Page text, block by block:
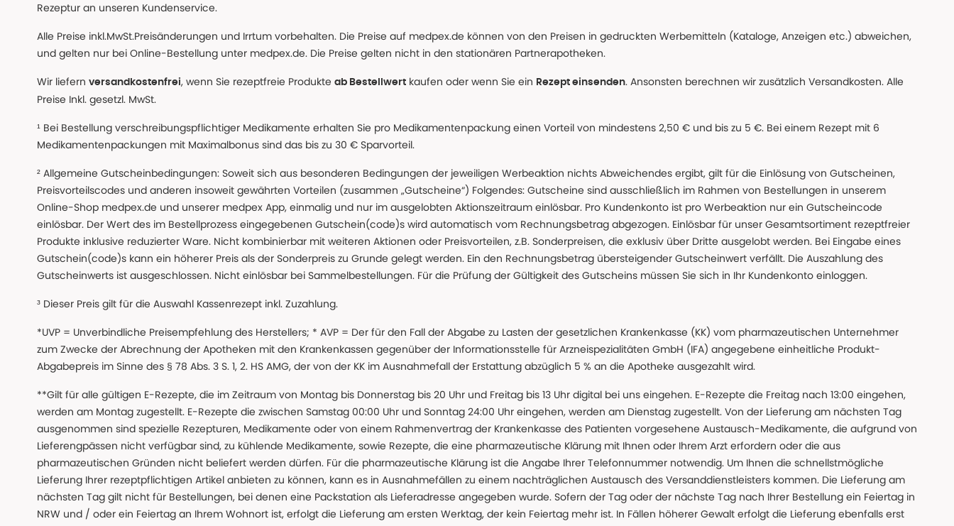
Rezeptur an unseren Kundenservice.
Alle Preise inkl.MwSt.Preisänderungen und Irrtum vorbehalten. Die Preise auf medpex.de können von den Preisen in gedruckten Werbemitteln (Kataloge, Anzeigen etc.) abweichen,
und gelten nur bei Online-Bestellung unter medpex.de. Die Preise gelten nicht in den stationären Partnerapotheken.
Wir liefern versandkostenfrei, wenn Sie rezeptfreie Produkte ab Bestellwert kaufen oder wenn Sie ein Rezept einsenden. Ansonsten berechnen wir zusätzlich Versandkosten. Alle
Preise Inkl. gesetzl. MwSt.
¹ Bei Bestellung verschreibungspflichtiger Medikamente erhalten Sie pro Medikamentenpackung einen Vorteil von mindestens 2,50 € und bis zu 5 €. Bei einem Rezept mit 6
Medikamentenpackungen mit Maximalbonus sind das bis zu 30 € Sparvorteil.
² Allgemeine Gutscheinbedingungen: Soweit sich aus besonderen Bedingungen der jeweiligen Werbeaktion nichts Abweichendes ergibt, gilt für die Einlösung von Gutscheinen,
Preisvorteilscodes und anderen insoweit gewährten Vorteilen (zusammen „Gutscheine“) Folgendes: Gutscheine sind ausschließlich im Rahmen von Bestellungen in unserem
Online-Shop medpex.de und unserer medpex App, einmalig und nur im ausgelobten Aktionszeitraum einlösbar. Pro Kundenkonto ist pro Werbeaktion nur ein Gutscheincode
einlösbar. Der Wert des im Bestellprozess eingegebenen Gutschein(code)s wird automatisch vom Rechnungsbetrag abgezogen. Einlösbar für unser Gesamtsortiment rezeptfreier
Produkte inklusive reduzierter Ware. Nicht kombinierbar mit weiteren Aktionen oder Preisvorteilen, z.B. Sonderpreisen, die exklusiv über Dritte ausgelobt werden. Bei Eingabe eines
Gutschein(code)s kann ein höherer Preis als der Sonderpreis zu Grunde gelegt werden. Ein den Rechnungsbetrag übersteigender Gutscheinwert verfällt. Die Auszahlung des
Gutscheinwerts ist ausgeschlossen. Nicht einlösbar bei Sammelbestellungen. Für die Prüfung der Gültigkeit des Gutscheins müssen Sie sich in Ihr Kundenkonto einloggen.
³ Dieser Preis gilt für die Auswahl Kassenrezept inkl. Zuzahlung.
*UVP = Unverbindliche Preisempfehlung des Herstellers; * AVP = Der für den Fall der Abgabe zu Lasten der gesetzlichen Krankenkasse (KK) vom pharmazeutischen Unternehmer
zum Zwecke der Abrechnung der Apotheken mit den Krankenkassen gegenüber der Informationsstelle für Arzneispezialitäten GmbH (IFA) angegebene einheitliche Produkt-
Abgabepreis im Sinne des § 78 Abs. 3 S. 1, 2. HS AMG, der von der KK im Ausnahmefall der Erstattung abzüglich 5 % an die Apotheke ausgezahlt wird.
**Gilt für alle gültigen E-Rezepte, die im Zeitraum von Montag bis Donnerstag bis 20 Uhr und Freitag bis 13 Uhr digital bei uns eingehen. E-Rezepte die Freitag nach 13:00 eingehen,
werden am Montag zugestellt. E-Rezepte die zwischen Samstag 00:00 Uhr und Sonntag 24:00 Uhr eingehen, werden am Dienstag zugestellt. Von der Lieferung am nächsten Tag
ausgenommen sind spezielle Rezepturen, Medikamente oder von einem Rahmenvertrag der Krankenkasse des Patienten vorgesehene Austausch-Medikamente, die aufgrund von
Lieferengpässen nicht verfügbar sind, zu kühlende Medikamente, sowie Rezepte, die eine pharmazeutische Klärung mit Ihnen oder Ihrem Arzt erfordern oder die aus
pharmazeutischen Gründen nicht beliefert werden dürfen. Für die pharmazeutische Klärung ist die Angabe Ihrer Telefonnummer notwendig. Um Ihnen die schnellstmögliche
Lieferung Ihrer rezeptpflichtigen Artikel anbieten zu können, kann es in Ausnahmefällen zu einem nachträglichen Austausch des Versanddienstleisters kommen. Die Lieferung am
nächsten Tag gilt nicht für Bestellungen, bei denen eine Packstation als Lieferadresse angegeben wurde. Sofern der Tag oder der nächste Tag nach Ihrer Bestellung ein Feiertag in
NRW und / oder ein Feiertag an Ihrem Wohnort ist, erfolgt die Lieferung am ersten Werktag, der kein Feiertag mehr ist. In Fällen höherer Gewalt erfolgt die Lieferung ebenfalls erst